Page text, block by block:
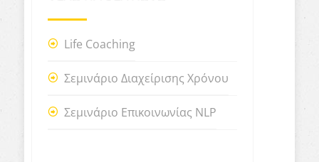
Life Coaching
Σεμινάριο Διαχείρισης Χρόνου
Σεμινάριο Επικοινωνίας NLP